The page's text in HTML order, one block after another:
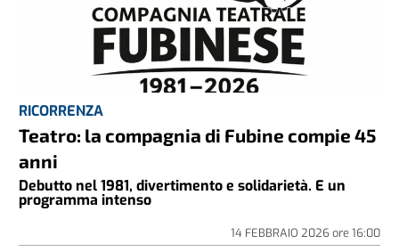
RICORRENZA
Teatro: la compagnia di Fubine compie 45
anni
Debutto nel 1981, divertimento e solidarietà. E un
programma intenso
14 FEBBRAIO 2026ore 16:00